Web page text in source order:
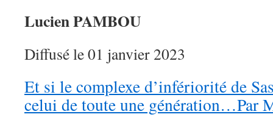
Lucien PAMBOU
Diffusé le 01 janvier 2023
Et si le complexe d’infériorité de
celui de toute une génération…Par